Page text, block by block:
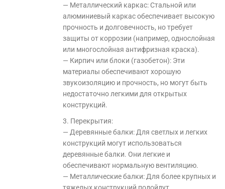
— Металлический каркас: Стальной или
алюминиевый каркас обеспечивает высокую
прочность и долговечность, но требует
защиты от коррозии (например, однослойная
или многослойная антифризная краска).
— Кирпич или блоки (газобетон): Эти
материалы обеспечивают хорошую
звукоизоляцию и прочность, но могут быть
недостаточно легкими для открытых
конструкций.
3. Перекрытия:
— Деревянные балки: Для светлых и легких
конструкций могут использоваться
деревянные балки. Они легкие и
обеспечивают нормальную вентиляцию.
— Металлические балки: Для более крупных и
тяжелых конструкций подойдут